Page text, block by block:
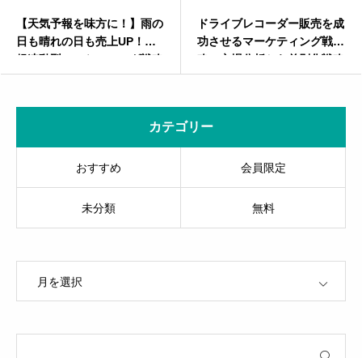
ドライブレコーダー販売を成
功させるマーケティング戦
略：市場分析から差別化戦略
まで
CIAOちゅ〜る：ペットフ
ドの常識を変えた革新的
ーケティング戦略
カテゴリー
おすすめ 会員限定
未分類 無料